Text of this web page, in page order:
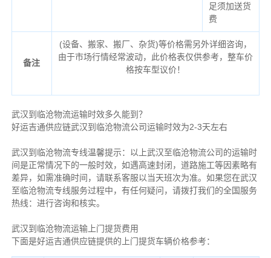
足须加送货
费
备注
(设备、搬家、搬厂、杂货)等价格需另外详细咨询，
由于市场行情经常波动，此价格表仅供参考，整车价
格按车型议价！
武汉到临沧物流运输时效多久能到？
好运吉通供应链武汉到临沧物流公司运输时效为2-3天左右
武汉到临沧物流专线温馨提示：以上武汉至临沧物流公司的运输时
间是正常情况下的一般时效，如遇高速封闭，道路施工等因素略有
差异，如需准确时间，请联系客服以当天班次为准。如果您在武汉
至临沧物流专线服务过程中，有任何疑问，请拨打我们的全国服务
热线：进行咨询和核实。
武汉到临沧物流运输上门提货费用
下面是好运吉通供应链提供的上门提货车辆价格参考：